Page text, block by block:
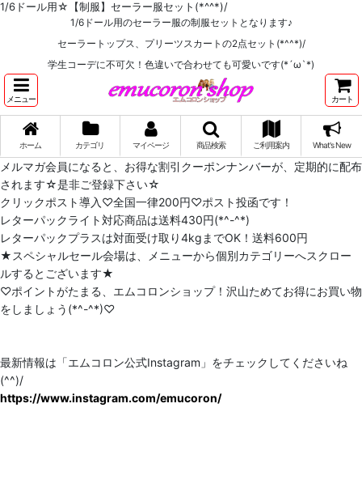
1/6ドール用☆【制服】セーラー服セット(*^^*)/
1/6ドール用のセーラー服の制服セットとなります♪
セーラートップス、プリーツスカートの2点セット(*^^*)/
学生コーデに不可欠！色違いで合わせても可愛いです(*´ω`*)
メニュー カート
ホーム カテゴリ マイページ 商品検索 ご利用案内 What's New
メルマガ会員になると、お得な割引クーポンナンバーが、定期的に配布
されます☆是非ご登録下さい☆
クリックポスト導入♡全国一律200円♡ポスト投函です！
レターパックライト対応商品は送料430円(*^-^*)
レターパックプラスは対面受け取り4kgまでOK！送料600円
★スペシャルセール会場は、メニューから個別カテゴリーへスクロー
ルするとございます★
♡ポイントがたまる、エムコロンショップ！沢山ためてお得にお買い物
をしましょう(*^-^*)♡
最新情報は「エムコロン公式Instagram」をチェックしてくださいね
(^^)/
https://www.instagram.com/emucoron/